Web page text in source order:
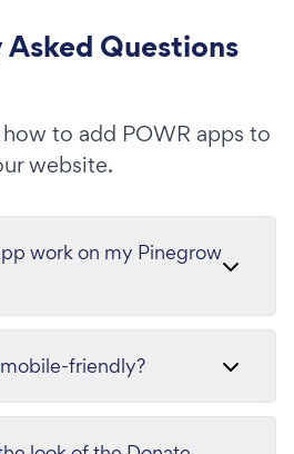
Questions
to add POWR apps to
website.
work on my Pinegrow
friendly?